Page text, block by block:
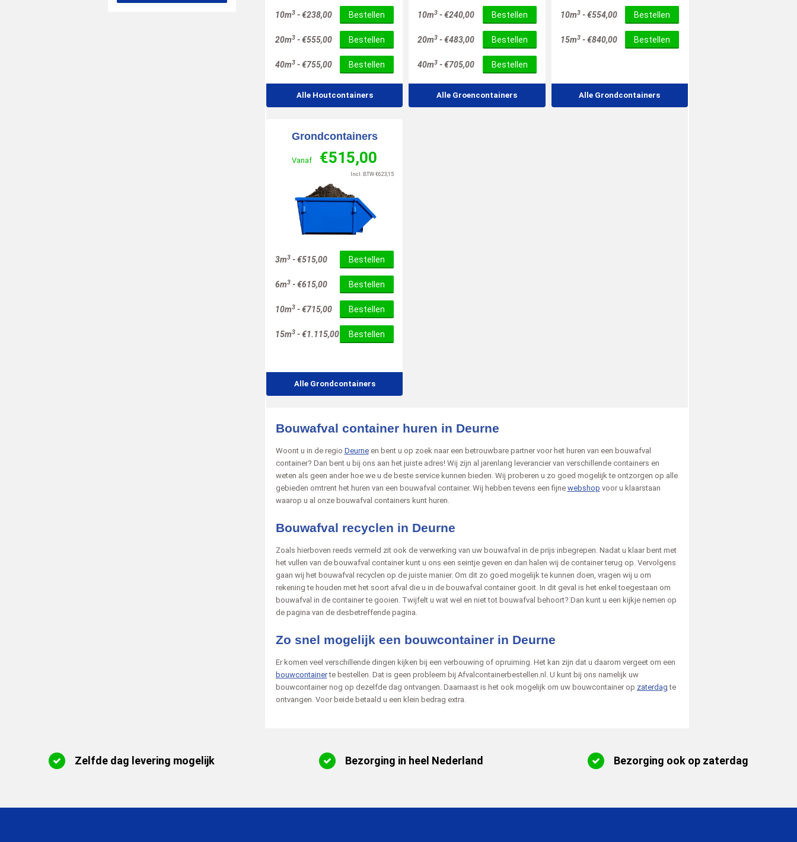
10m3 -€238,00 Bestellen
20m3 -€555,00 Bestellen
40m3 -€755,00 Bestellen
Alle Houtcontainers
10m3 -€240,00 Bestellen
20m3 -€483,00 Bestellen
40m3 -€705,00 Bestellen
Alle Groencontainers
10m3-€554,00 Bestellen
15m3-€840,00 Bestellen
Alle Grondcontainers
Grondcontainers
Vanaf €515,00
Incl. BTW€623,15
3m3 -€515,00 Bestellen
6m3 -€615,00 Bestellen
10m3 -€715,00 Bestellen
15m3 -€1.115,00 Bestellen
Alle Grondcontainers
Bouwafval container huren in Deurne
Woont u in de regio Deurneen bent u op zoek naar een betrouwbare partner voor het huren van een bouwafval
container? Dan bent u bij ons aan het juiste adres! Wij zijn al jarenlang leverancier van verschillende containers en
weten als geen ander hoe we u de beste service kunnen bieden. Wij proberen u zo goed mogelijk te ontzorgen op alle
gebieden omtrent het huren van een bouwafval container. Wij hebben tevens een fijne webshop voor u klaarstaan
waarop u al onze bouwafval containers kunt huren.
Bouwafval recyclen in Deurne
Zoals hierboven reeds vermeld zit ook de verwerking van uw bouwafval in de prijs inbegrepen. Nadat u klaar bent met
het vullen van de bouwafval container kunt u ons een seintje geven en dan halen wij de container terug op. Vervolgens
gaan wij het bouwafval recyclen op de juiste manier. Om dit zo goed mogelijk te kunnen doen, vragen wij u om
rekening te houden met het soort afval die u in de bouwafval container gooit. In dit geval is het enkel toegestaan om
bouwafval in de container te gooien. Twijfelt u wat wel en niet tot bouwafval behoort? Dan kunt u een kijkje nemen op
de pagina van de desbetreffende pagina.
Zo snel mogelijk een bouwcontainer in Deurne
Er komen veel verschillende dingen kijken bij een verbouwing of opruiming. Het kan zijn dat u daarom vergeet om een
bouwcontainerte bestellen. Dat is geen probleem bij Afvalcontainerbestellen.nl. U kunt bij ons namelijk uw
bouwcontainer nog op dezelfde dag ontvangen. Daarnaast is het ook mogelijk om uw bouwcontainer op zaterdag te
ontvangen. Voor beide betaald u een klein bedrag extra.
Zelfde dag levering mogelijk Bezorging in heel Nederland Bezorging ook op zaterdag